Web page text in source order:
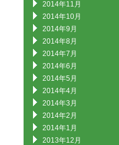
2014年11月
2014年10月
2014年9月
2014年8月
2014年7月
2014年6月
2014年5月
2014年4月
2014年3月
2014年2月
2014年1月
2013年12月